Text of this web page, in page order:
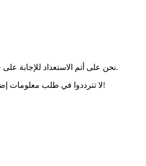
نحن على أتم الاستعداد للإجابة على جميع أسئلتكمن ومساعدتكمن في حل أي مشكلات لوجستية.
لا تترددوا في طلب معلومات إضافية أو تقديم طلب عرض سعرتقديري بكل سهولة و بسرعة!